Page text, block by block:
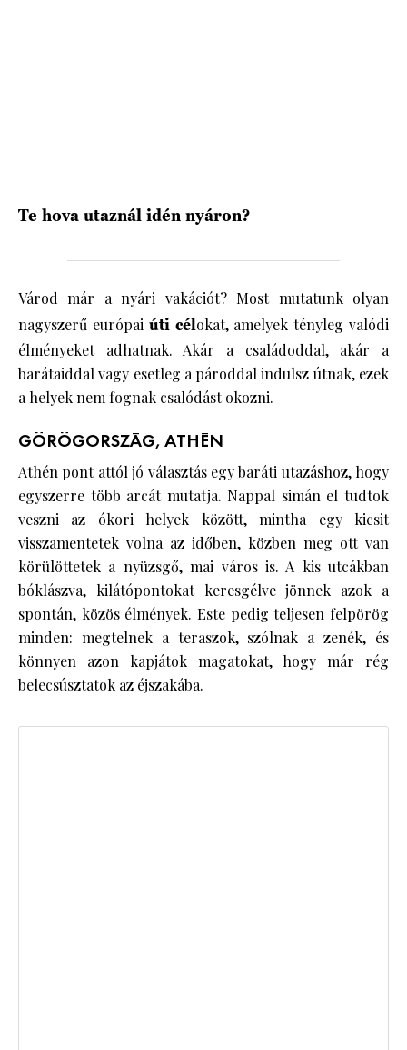
Te hova utaznál idén nyáron?
Várod már a nyári vakációt? Most mutatunk olyan
nagyszerű európai úti célokat, amelyek tényleg valódi
élményeket adhatnak. Akár a családoddal, akár a
barátaiddal vagy esetleg a pároddal indulsz útnak, ezek
a helyek nem fognak csalódást okozni.
GÖRÖGORSZÁG, ATHÉN
Athén pont attól jó választás egy baráti utazáshoz, hogy
egyszerre több arcát mutatja. Nappal simán el tudtok
veszni az ókori helyek között, mintha egy kicsit
visszamentetek volna az időben, közben meg ott van
körülöttetek a nyüzsgő, mai város is. A kis utcákban
bóklászva, kilátópontokat keresgélve jönnek azok a
spontán, közös élmények. Este pedig teljesen felpörög
minden: megtelnek a teraszok, szólnak a zenék, és
könnyen azon kapjátok magatokat, hogy már rég
belecsúsztatok az éjszakába.